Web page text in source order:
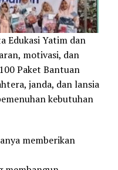
Edukasi Yatim dan
motivasi, dan
Paket Bantuan
janda, dan lansia
kebutuhan
memberikan